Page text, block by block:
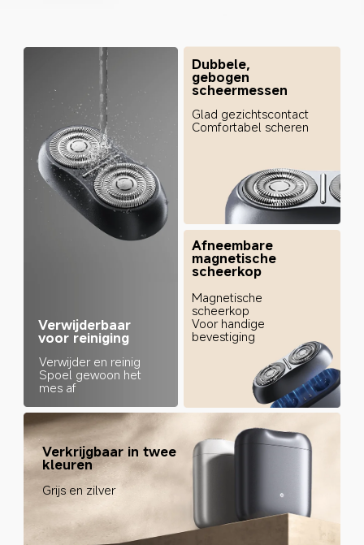
Dubbele,
gebogen
scheermessen
Glad gezichtscontact
Comfortabel scheren
Verwijderbaar
voor reiniging
Verwijder en reinig
Spoel gewoon het
mes af
Afneembare
magnetische
scheerkop
Magnetische
scheerkop
Voor handige
bevestiging
Verkrijgbaar in twee
kleuren
Grijs en zilver